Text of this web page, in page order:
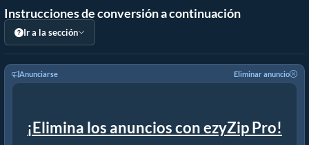
Instrucciones de conversión a continuación
Ir a la sección
Anunciarse Eliminar anuncio
¡Elimina los anuncios con ezyZip Pro!